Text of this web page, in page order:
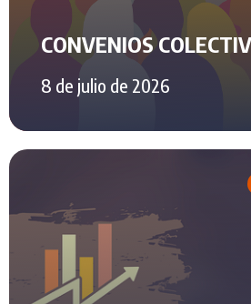
CONVENIOS
8 de julio de 2026